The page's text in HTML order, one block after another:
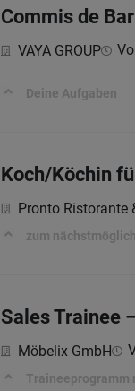
Commis de
VAYA GROUP
Deine Aufgaben
Koch/Köchin
Pronto Ristorante
zum
Sales Trainee
Möbelix GmbH
Traineeprogramm